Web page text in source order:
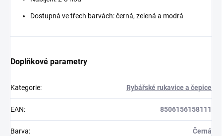
Dostupná ve třech barvách: černá, zelená a modrá
Doplňkové parametry
Kategorie: Rybářské rukavice a čepice
EAN: 8506156158111
Barva: Černá